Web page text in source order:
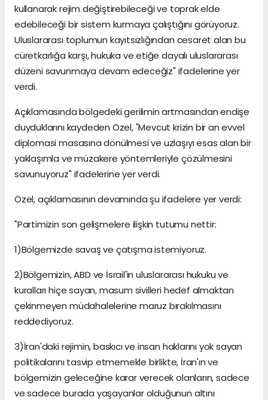
kullanarak rejim değiştirebileceği ve toprak elde
edebileceği bir sistem kurmaya çalıştığını görüyoruz.
Uluslararası toplumun kayıtsızlığından cesaret alan bu
cüretkarlığa karşı, hukuka ve etiğe dayalı uluslararası
düzeni savunmaya devam edeceğiz" ifadelerine yer
verdi.
Açıklamasında bölgedeki gerilimin artmasından endişe
duyduklarını kaydeden Özel, "Mevcut krizin bir an evvel
diplomasi masasına dönülmesi ve uzlaşıyı esas alan bir
yaklaşımla ve müzakere yöntemleriyle çözülmesini
savunuyoruz" ifadelerine yer verdi.
Özel, açıklamasının devamında şu ifadelere yer verdi:
"Partimizin son gelişmelere ilişkin tutumu nettir:
1)Bölgemizde savaş ve çatışma istemiyoruz.
2)Bölgemizin, ABD ve İsrail'in uluslararası hukuku ve
kuralları hiçe sayan, masum sivilleri hedef almaktan
çekinmeyen müdahalelerine maruz bırakılmasını
reddediyoruz.
3)İran'daki rejimin, baskıcı ve insan haklarını yok sayan
politikalarını tasvip etmemekle birlikte, İran'ın ve
bölgemizin geleceğine karar verecek olanların, sadece
ve sadece burada yaşayanlar olduğunun altını